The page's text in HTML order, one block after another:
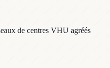
de centres VHU agréés